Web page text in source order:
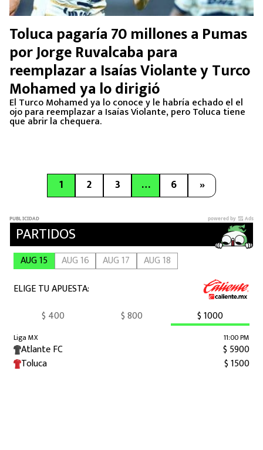
Toluca pagaría 70 millones a Pumas
por Jorge Ruvalcaba para
reemplazar a Isaías Violante y Turco
Mohamed ya lo dirigió
El Turco Mohamed ya lo conoce y le habría echado el el
ojo para reemplazar a Isaías Violante, pero Toluca tiene
que abrir la chequera.
1 2 3 … 6 »